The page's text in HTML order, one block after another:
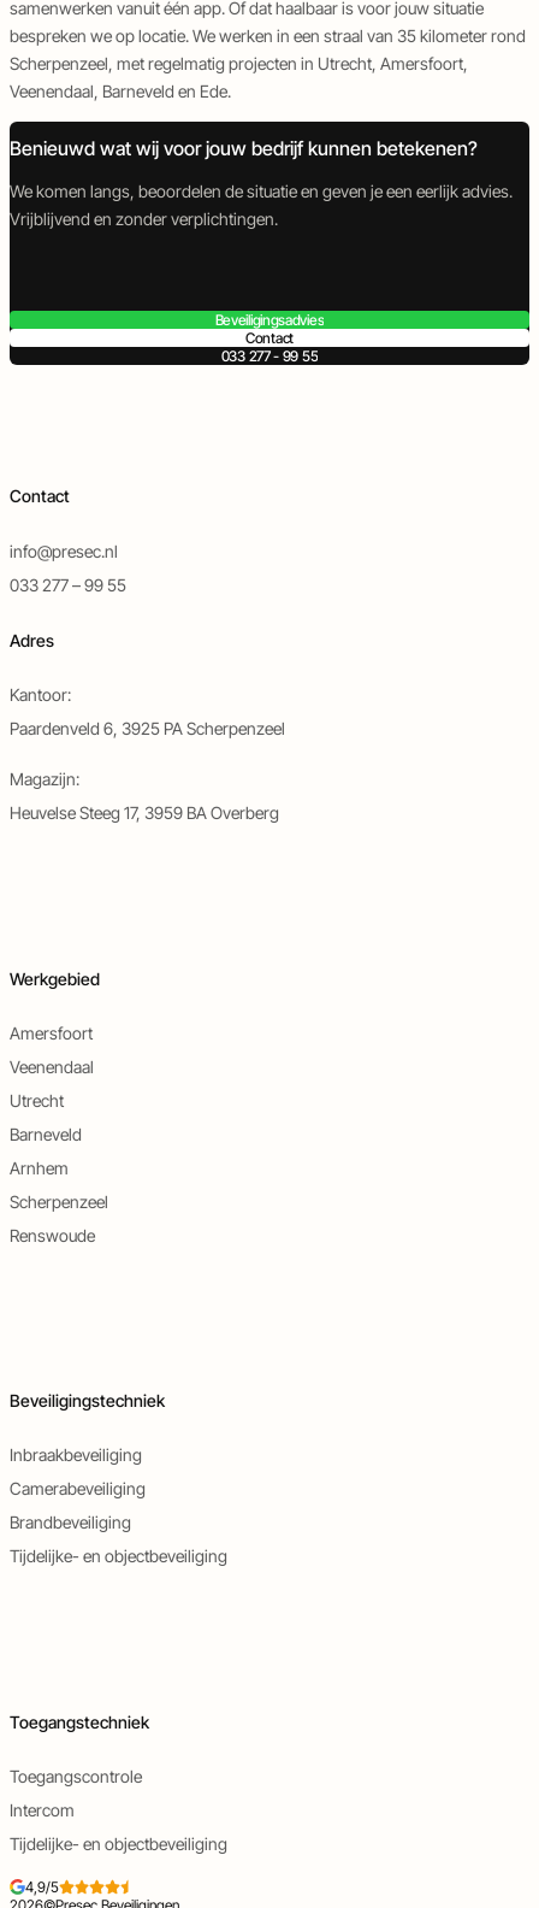
samenwerken vanuit één app. Of dat haalbaar is voor jouw situatie
bespreken we op locatie. We werken in een straal van 35 kilometer rond
Scherpenzeel, met regelmatig projecten in Utrecht, Amersfoort,
Veenendaal, Barneveld en Ede.
Benieuwd wat wij voor jouw bedrijf kunnen betekenen?
We komen langs, beoordelen de situatie en geven je een eerlijk advies.
Vrijblijvend en zonder verplichtingen.
Beveiligingsadvies
Contact
033 277 - 99 55
Contact
info@presec.nl
033 277 – 99 55
Adres
Kantoor:
Paardenveld 6, 3925 PA Scherpenzeel
Magazijn:
Heuvelse Steeg 17, 3959 BA Overberg
Werkgebied
Amersfoort
Veenendaal
Utrecht
Barneveld
Arnhem
Scherpenzeel
Renswoude
Beveiligingstechniek
Inbraakbeveiliging
Camerabeveiliging
Brandbeveiliging
Tijdelijke- en objectbeveiliging
Toegangstechniek
Toegangscontrole
Intercom
Tijdelijke- en objectbeveiliging
4,9/5